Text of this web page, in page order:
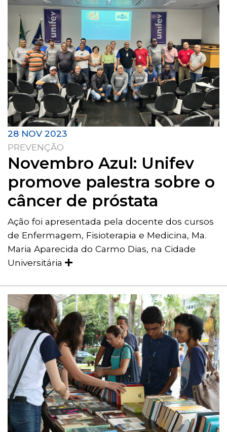
28 NOV 2023
PREVENÇÃO
Novembro Azul: Unifev
promove palestra sobre o
câncer de próstata
Ação foi apresentada pela docente dos cursos
de Enfermagem, Fisioterapia e Medicina, Ma.
Maria Aparecida do Carmo Dias, na Cidade
Universitária